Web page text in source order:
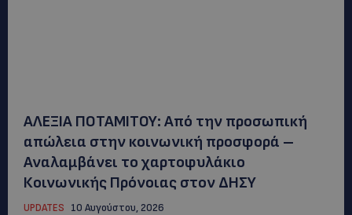
ΑΛΕΞΙΑ ΠΟΤΑΜΙΤΟΥ: Από την προσωπική
απώλεια στην κοινωνική προσφορά –
Αναλαμβάνει το χαρτοφυλάκιο
Κοινωνικής Πρόνοιας στον ΔΗΣΥ
UPDATES 10 Αυγούστου, 2026